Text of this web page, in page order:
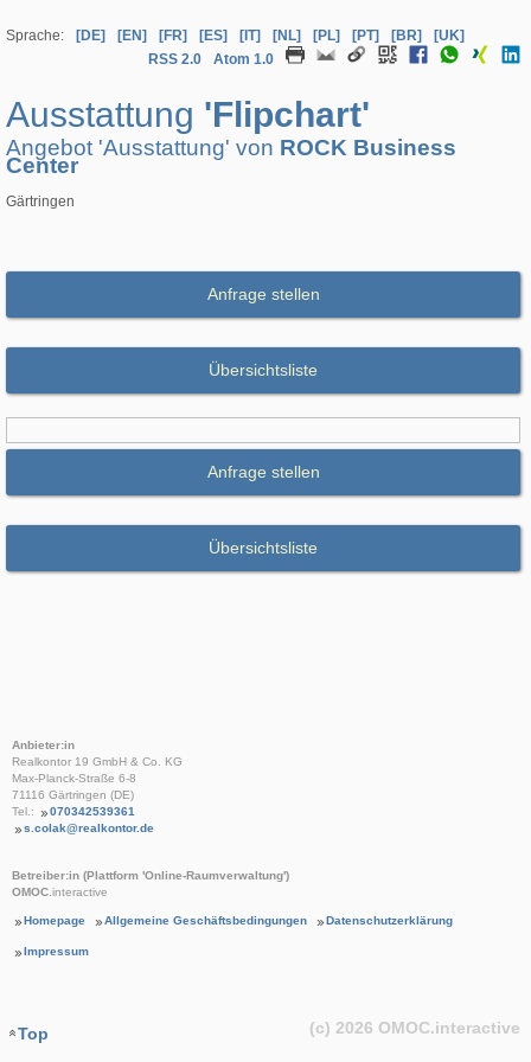
Sprache: [DE] [EN] [FR] [ES] [IT] [NL] [PL] [PT] [BR]
[UK]
RSS 2.0
Atom 1.0
Ausstattung 'Flipchart'
Angebot 'Ausstattung' von ROCK Business
Center
Gärtringen
Anfrage stellen
Übersichtsliste
Anfrage stellen
Übersichtsliste
Anbieter:in
Realkontor 19 GmbH & Co. KG
Max-Planck-Straße 6-8
71116 Gärtringen (DE)
Tel.:
070342539361
s.colak@realkontor.de
Betreiber:in (Plattform 'Online-Raumverwaltung')
OMOC.interactive
Homepage Allgemeine Geschäftsbedingungen Datenschutzerklärung
Impressum
Top (c) 2026 OMOC.interactive